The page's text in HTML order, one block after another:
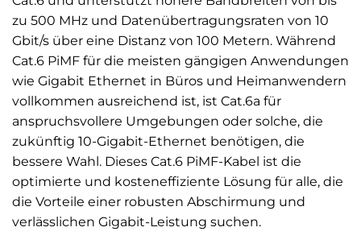
zu 500 MHz und Datenübertragungsraten von 10
Gbit/s über eine Distanz von 100 Metern. Während
Cat.6 PiMF für die meisten gängigen Anwendungen
wie Gigabit Ethernet in Büros und Heimanwendern
vollkommen ausreichend ist, ist Cat.6a für
anspruchsvollere Umgebungen oder solche, die
zukünftig 10-Gigabit-Ethernet benötigen, die
bessere Wahl. Dieses Cat.6 PiMF-Kabel ist die
optimierte und kosteneffiziente Lösung für alle, die
die Vorteile einer robusten Abschirmung und
verlässlichen Gigabit-Leistung suchen.